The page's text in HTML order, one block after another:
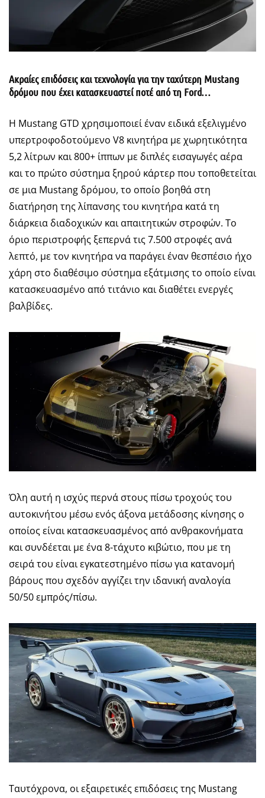
Ακραίες επιδόσεις και τεχνολογία για την ταχύτερη Mustang
δρόμου που έχει κατασκευαστεί ποτέ από τη Ford…
Η Mustang GTD χρησιμοποιεί έναν ειδικά εξελιγμένο
υπερτροφοδοτούμενο V8 κινητήρα με χωρητικότητα
5,2 λίτρων και 800+ ίππων με διπλές εισαγωγές αέρα
και το πρώτο σύστημα ξηρού κάρτερ που τοποθετείται
σε μια Mustang δρόμου, το οποίο βοηθά στη
διατήρηση της λίπανσης του κινητήρα κατά τη
διάρκεια διαδοχικών και απαιτητικών στροφών. Το
όριο περιστροφής ξεπερνά τις 7.500 στροφές ανά
λεπτό, με τον κινητήρα να παράγει έναν θεσπέσιο ήχο
χάρη στο διαθέσιμο σύστημα εξάτμισης το οποίο είναι
κατασκευασμένο από τιτάνιο και διαθέτει ενεργές
βαλβίδες.
Όλη αυτή η ισχύς περνά στους πίσω τροχούς του
αυτοκινήτου μέσω ενός άξονα μετάδοσης κίνησης ο
οποίος είναι κατασκευασμένος από ανθρακονήματα
και συνδέεται με ένα 8-τάχυτο κιβώτιο, που με τη
σειρά του είναι εγκατεστημένο πίσω για κατανομή
βάρους που σχεδόν αγγίζει την ιδανική αναλογία
50/50 εμπρός/πίσω.
Ταυτόχρονα, οι εξαιρετικές επιδόσεις της Mustang